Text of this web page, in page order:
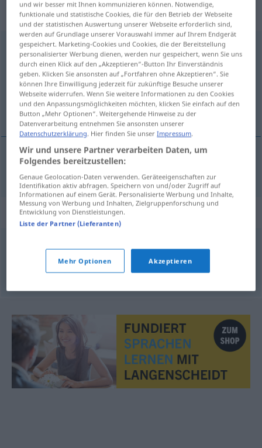
weiblich
Klassenarbeitf
Übersicht aller Übersetzungen
(Für mehr Details die Übersetzung anklicken/antippen)
het proefwerk
proefwerk
Synonyme für "Klassenarbeit"
Prüfung,Arbeit (ugs.),Test
und wir besser mit Ihnen kommunizieren können. Notwendige,
funktionale und statistische Cookies, die für den Betrieb der Webseite
und der statistischen Auswertung unserer Webseite erforderlich sind,
werden auf Grundlage unserer Vorauswahl immer auf Ihrem Endgerät
gespeichert. Marketing-Cookies und Cookies, die der Bereitstellung
personalisierter Werbung dienen, werden nur gespeichert, wenn Sie uns
durch einen Klick auf den „Akzeptieren“-Button Ihr Einverständnis
geben. Klicken Sie ansonsten auf „Fortfahren ohne Akzeptieren“. Sie
können Ihre Einwilligung jederzeit für zukünftige Besuche unserer
Webseite widerrufen. Wenn Sie weitere Informationen zu den Cookies
und den Anpassungsmöglichkeiten möchten, klicken Sie einfach auf den
Button „Mehr Optionen“. Weitergehende Hinweise zu der
Datenverarbeitung entnehmen Sie ansonsten unserer
Datenschutzerklärung. Hier finden Sie unserImpressum.
Wir und unsere Partner verarbeiten Daten, um
Folgendes bereitzustellen:
Genaue Geolocation-Daten verwenden. Geräteeigenschaften zur
Identifikation aktiv abfragen. Speichern von und/oder Zugriff auf
Informationen auf einem Gerät. Personalisierte Werbung und Inhalte,
Messung von Werbung und Inhalten, Zielgruppenforschung und
Entwicklung von Dienstleistungen.
Liste der Partner (Lieferanten)
Mehr Optionen Akzeptieren